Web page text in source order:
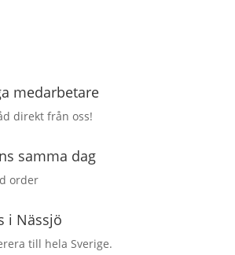
medarbetare
direkt från oss!
samma dag
order
i Nässjö
till hela Sverige.